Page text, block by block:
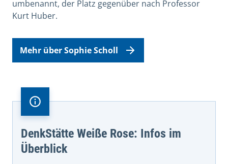
umbenannt, der Platz gegenüber nach Professor
Kurt Huber.
Mehr über Sophie Scholl
DenkStätte Weiße Rose: Infos im
Überblick